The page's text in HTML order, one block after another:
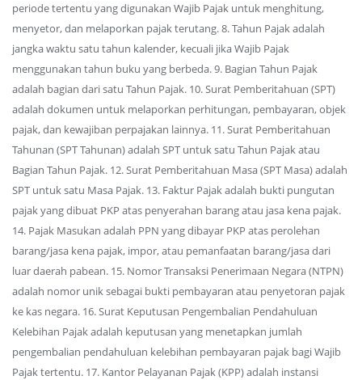
periode tertentu yang digunakan Wajib Pajak untuk menghitung,
menyetor, dan melaporkan pajak terutang. 8. Tahun Pajak adalah
jangka waktu satu tahun kalender, kecuali jika Wajib Pajak
menggunakan tahun buku yang berbeda. 9. Bagian Tahun Pajak
adalah bagian dari satu Tahun Pajak. 10. Surat Pemberitahuan (SPT)
adalah dokumen untuk melaporkan perhitungan, pembayaran, objek
pajak, dan kewajiban perpajakan lainnya. 11. Surat Pemberitahuan
Tahunan (SPT Tahunan) adalah SPT untuk satu Tahun Pajak atau
Bagian Tahun Pajak. 12. Surat Pemberitahuan Masa (SPT Masa) adalah
SPT untuk satu Masa Pajak. 13. Faktur Pajak adalah bukti pungutan
pajak yang dibuat PKP atas penyerahan barang atau jasa kena pajak.
14. Pajak Masukan adalah PPN yang dibayar PKP atas perolehan
barang/jasa kena pajak, impor, atau pemanfaatan barang/jasa dari
luar daerah pabean. 15. Nomor Transaksi Penerimaan Negara (NTPN)
adalah nomor unik sebagai bukti pembayaran atau penyetoran pajak
ke kas negara. 16. Surat Keputusan Pengembalian Pendahuluan
Kelebihan Pajak adalah keputusan yang menetapkan jumlah
pengembalian pendahuluan kelebihan pembayaran pajak bagi Wajib
Pajak tertentu. 17. Kantor Pelayanan Pajak (KPP) adalah instansi